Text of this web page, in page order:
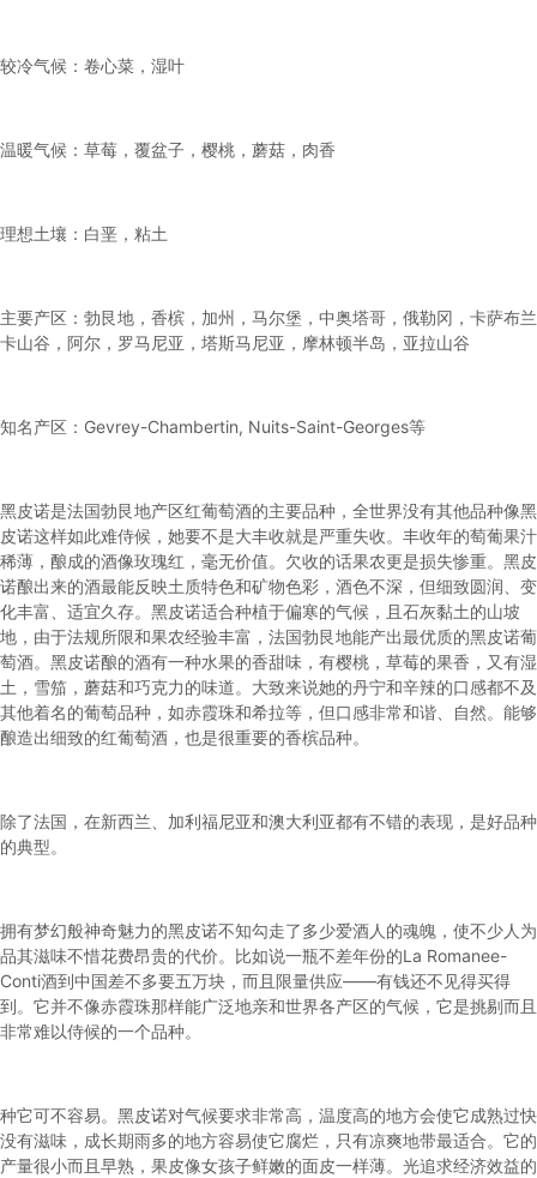
较冷气候：卷心菜，湿叶
温暖气候：草莓，覆盆子，樱桃，蘑菇，肉香
理想土壤：白垩，粘土
主要产区：勃艮地，香槟，加州，马尔堡，中奥塔哥，俄勒冈，卡萨布兰
卡山谷，阿尔，罗马尼亚，塔斯马尼亚，摩林顿半岛，亚拉山谷
知名产区：Gevrey-Chambertin, Nuits-Saint-Georges等
黑皮诺是法国勃艮地产区红葡萄酒的主要品种，全世界没有其他品种像黑
皮诺这样如此难侍候，她要不是大丰收就是严重失收。丰收年的萄葡果汁
稀薄，酿成的酒像玫瑰红，毫无价值。欠收的话果农更是损失惨重。黑皮
诺酿出来的酒最能反映土质特色和矿物色彩，酒色不深，但细致圆润、变
化丰富、适宜久存。黑皮诺适合种植于偏寒的气候，且石灰黏土的山坡
地，由于法规所限和果农经验丰富，法国勃艮地能产出最优质的黑皮诺葡
萄酒。黑皮诺酿的酒有一种水果的香甜味，有樱桃，草莓的果香，又有湿
土，雪笳，蘑菇和巧克力的味道。大致来说她的丹宁和辛辣的口感都不及
其他着名的葡萄品种，如赤霞珠和希拉等，但口感非常和谐、自然。能够
酿造出细致的红葡萄酒，也是很重要的香槟品种。
除了法国，在新西兰、加利福尼亚和澳大利亚都有不错的表现，是好品种
的典型。
拥有梦幻般神奇魅力的黑皮诺不知勾走了多少爱酒人的魂魄，使不少人为
品其滋味不惜花费昂贵的代价。比如说一瓶不差年份的La Romanee-
Conti酒到中国差不多要五万块，而且限量供应——有钱还不见得买得
到。它并不像赤霞珠那样能广泛地亲和世界各产区的气候，它是挑剔而且
非常难以侍候的一个品种。
种它可不容易。 黑皮诺对气候要求非常高，温度高的地方会使它成熟过快
没有滋味，成长期雨多的地方容易使它腐烂，只有凉爽地带最适合。它的
产量很小而且早熟，果皮像女孩子鲜嫩的面皮一样薄。光追求经济效益的